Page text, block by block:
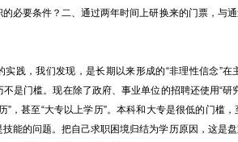
的必要条件？二、通过两年时间上研换来的门票，与
，我们发现，是长期以来形成的“非理性信念”在
是门槛。现在除了政府、事业单位的招聘还使用“研
”，甚至“大专以上学历”。本科和大专是很低的门槛
能的问题。把自己求职困境归结为学历原因，这是